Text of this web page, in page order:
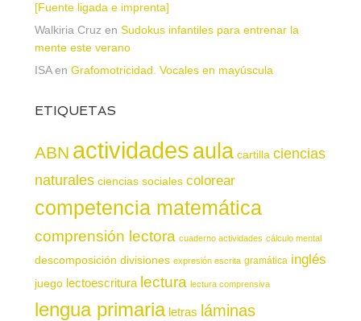
[Fuente ligada e imprenta]
Walkiria Cruz en Sudokus infantiles para entrenar la
mente este verano
ISAen Grafomotricidad. Vocales en mayúscula
ETIQUETAS
ABN actividadesaula cartilla ciencias
naturales ciencias sociales colorear
competencia matemática
comprensión lectora cuaderno actividades cálculo mental
descomposición divisiones expresión escrita gramática inglés
juego lectoescritura lectura lectura comprensiva
lengua primaria letras láminas